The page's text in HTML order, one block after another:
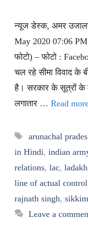
न्यूज डेस्क, अमर
May 2020 07:06 PM
फोटो) – फोटो :
चल रहे सीमा विवाद के
है। सरकार के सूत्रों के
लगातार … Read
Tags
arunachal
in Hindi, indian
relations, lac, ladakh
line of actual control
rajnath singh, sikkim
Leave a